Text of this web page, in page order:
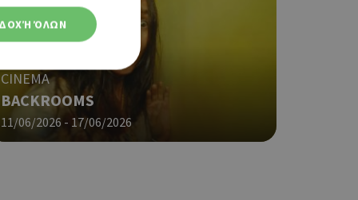
CINEMA
BACKROOMS
11/06/2026 - 17/06/2026
ΌΛΩΝ
λογαριασμού. Ο